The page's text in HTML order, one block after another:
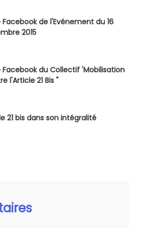
Facebook de l'Evénement du 16
2015
Facebook du Collectif 'Mobilisation
l'Article 21 Bis "
21 bis dans son intégralité